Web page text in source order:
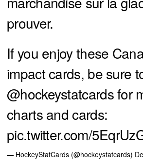
prouver.
If you enjoy these
impact cards, be sure
@hockeystatcardsfor
charts and cards:
pic.twitter.com/
— HockeyStatCards (@hockeystatcards)